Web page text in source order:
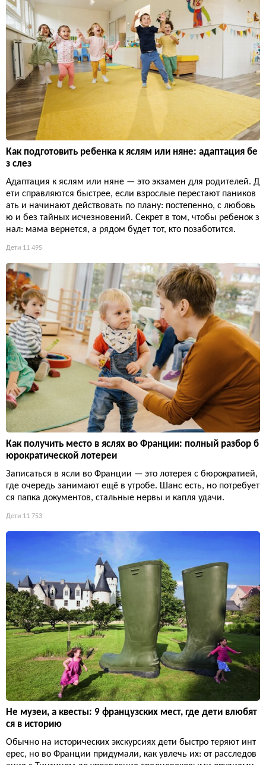
Как подготовить ребенка к яслям или няне: адаптация бе
з слез
Адаптация к яслям или няне — это экзамен для родителей. Д
ети справляются быстрее, если взрослые перестают паников
ать и начинают действовать по плану: постепенно, с любовь
ю и без тайных исчезновений. Секрет в том, чтобы ребенок з
нал: мама вернется, а рядом будет тот, кто позаботится.
Дети 11 495
Как получить место в яслях во Франции: полный разбор б
юрократической лотереи
Записаться в ясли во Франции — это лотерея с бюрократией,
где очередь занимают ещё в утробе. Шанс есть, но потребует
ся папка документов, стальные нервы и капля удачи.
Дети 11 753
Не музеи, а квесты: 9 французских мест, где дети влюбят
ся в историю
Обычно на исторических экскурсиях дети быстро теряют инт
ерес, но во Франции придумали, как увлечь их: от расследов